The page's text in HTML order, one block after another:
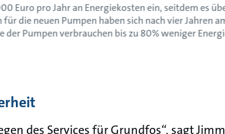
Euro pro Jahr an Energiekosten ein, seitdem es
die neuen Pumpen haben sich nach vier Jahren
Pumpen verbrauchen bis zu 80% weniger
des Services für Grundfos“, sagt